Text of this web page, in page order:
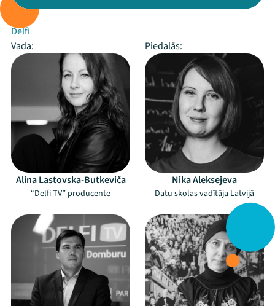
Delfi
Vada:
Piedalās:
Alina Lastovska-Butkeviča
“Delfi TV” producente
Nika Aleksejeva
Datu skolas vadītāja Latvijā